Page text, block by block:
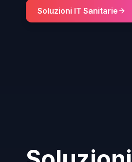
Soluzioni IT Sanitarie